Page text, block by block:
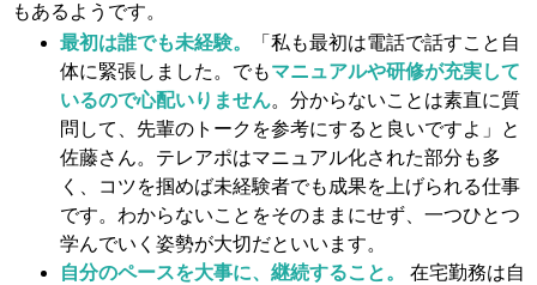
もあるようです。
最初は誰でも未経験。
「私も最初は電話で話すこと自
体に緊張しました。でもマニュアルや研修が充実して
いるので心配いりません。分からないことは素直に質
問して、先輩のトークを参考にすると良いですよ」と
佐藤さん。テレアポはマニュアル化された部分も多
く、コツを掴めば未経験者でも成果を上げられる仕事
です。わからないことをそのままにせず、一つひとつ
学んでいく姿勢が大切だといいます。
自分のペースを大事に、継続すること。
在宅勤務は自